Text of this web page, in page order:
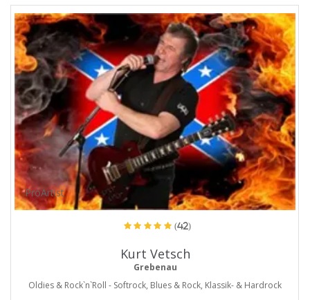
ProArtist
(42)
Kurt Vetsch
Grebenau
Oldies & Rock`n`Roll - Softrock, Blues & Rock, Klassik- & Hardrock